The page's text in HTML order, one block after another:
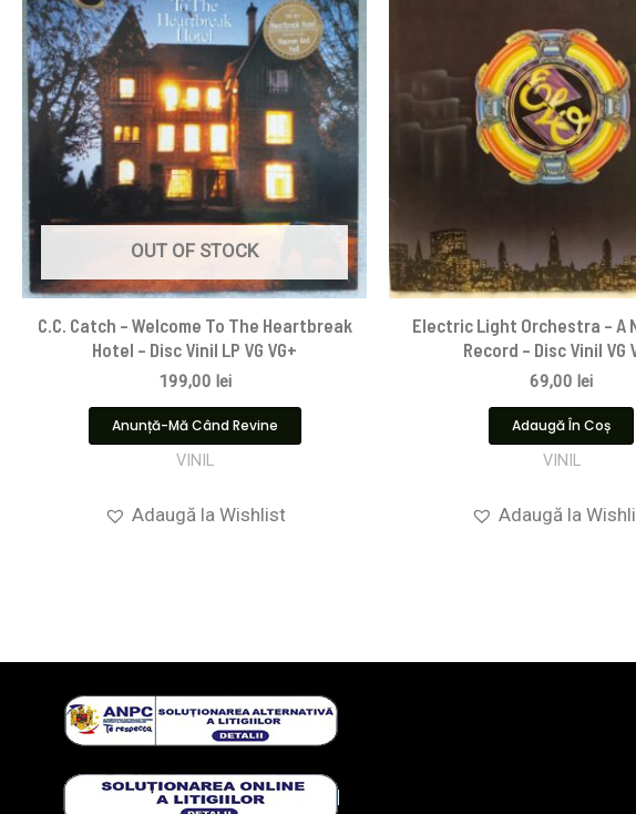
OUT OF STOCK
C.C. Catch – Welcome To The Heartbreak
Hotel – Disc Vinil LP VG VG+
199,00 lei
Anunță-Mă Când Revine
VINIL
Adaugă la Wishlist
Electric Light Orchestra – A
Record – Disc Vinil VG
69,00 lei
Adaugă În Coș
VINIL
Adaugă la